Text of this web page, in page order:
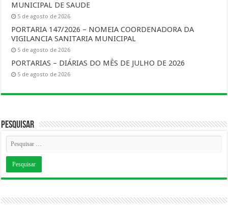
MUNICIPAL DE SAUDE
5 de agosto de 2026
PORTARIA 147/2026 – NOMEIA COORDENADORA DA
VIGILANCIA SANITARIA MUNICIPAL
5 de agosto de 2026
PORTARIAS – DIÁRIAS DO MÊS DE JULHO DE 2026
5 de agosto de 2026
Pesquisar